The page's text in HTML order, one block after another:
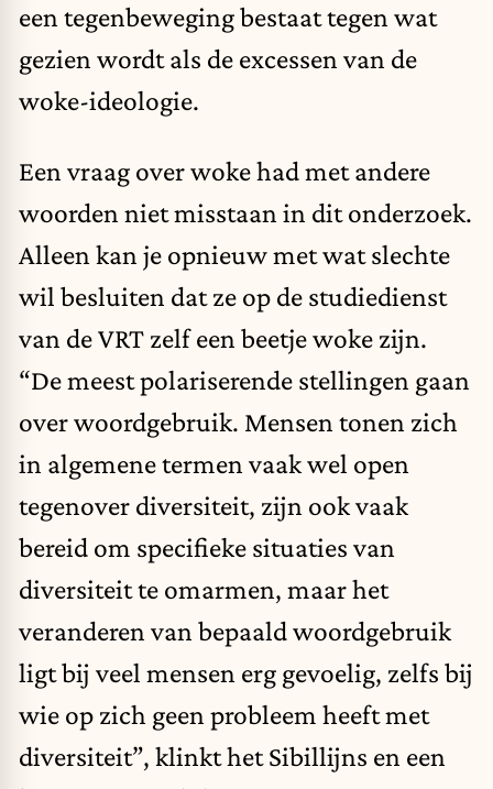
een tegenbeweging bestaat tegen wat
gezien wordt als de excessen van de
woke-ideologie.
Een vraag over woke had met andere
woorden niet misstaan in dit onderzoek.
Alleen kan je opnieuw met wat slechte
wil besluiten dat ze op de studiedienst
van de VRT zelf een beetje woke zijn.
“De meest polariserende stellingen gaan
over woordgebruik. Mensen tonen zich
in algemene termen vaak wel open
tegenover diversiteit, zijn ook vaak
bereid om specifieke situaties van
diversiteit te omarmen, maar het
veranderen van bepaald woordgebruik
ligt bij veel mensen erg gevoelig, zelfs bij
wie op zich geen probleem heeft met
diversiteit”, klinkt het Sibillijns en een